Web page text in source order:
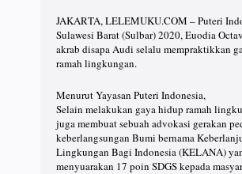
JAKARTA, LELEMUKU.COM – Puteri
Sulawesi Barat (Sulbar) 2020, Euodia
akrab disapa Audi selalu mempraktikkan
ramah lingkungan.
Menurut Yayasan Puteri Indonesia,
Selain melakukan gaya hidup ramah
juga membuat sebuah advokasi gerakan
keberlangsungan Bumi bernama
Lingkungan Bagi Indonesia (KELANA)
menyuarakan 17 poin SDGS kepada